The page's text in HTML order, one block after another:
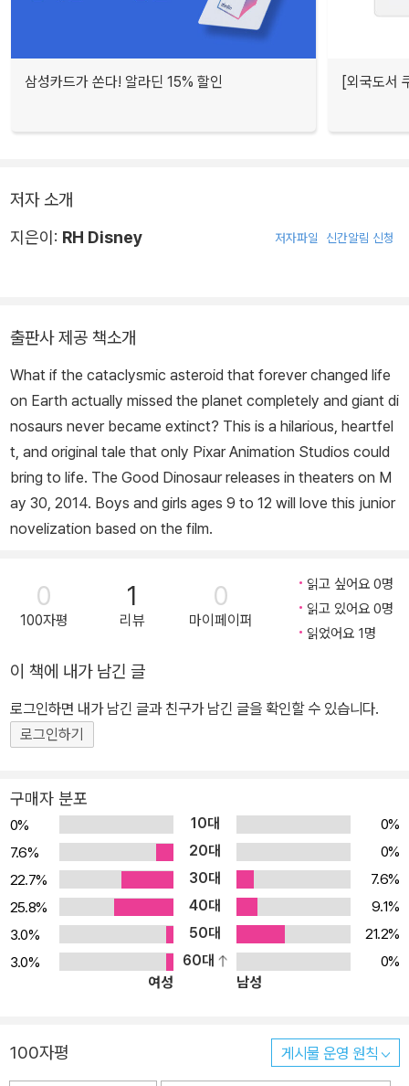
삼성카드가 쏜다! 알라딘 15% 할인 [외국도서
저자 소개
지은이: RH Disney 저자파일 신간알림 신청
출판사 제공 책소개
What if the cataclysmic asteroid that forever changed life
on Earth actually missed the planet completely and giant di
nosaurs never became extinct? This is a hilarious, heartfel
t, and original tale that only Pixar Animation Studios could
bring to life. The Good Dinosaur releases in theaters on M
ay 30, 2014. Boys and girls ages 9 to 12 will love this junior
novelization based on the film.
0
100자평
1
리뷰
0
마이페이퍼
읽고 싶어요 0명
읽고 있어요 0명
읽었어요 1명
이 책에 내가 남긴 글
로그인하면 내가 남긴 글과 친구가 남긴 글을 확인할 수 있습니다.
로그인하기
구매자 분포
0% 10대
0%
7.6%
20대
0%
22.7%
30대
7.6%
25.8%
40대
9.1%
3.0%
50대
21.2%
3.0%
60대
0%
여성
남성
100자평 게시물 운영 원칙